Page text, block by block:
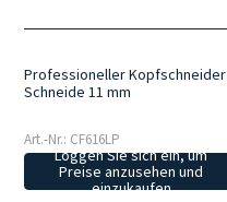
Professioneller Kopfschneider
Schneide 11 mm
Art.-Nr.: CF616LP
Loggen Sie sich ein, um
Preise anzusehen und
einzukaufen